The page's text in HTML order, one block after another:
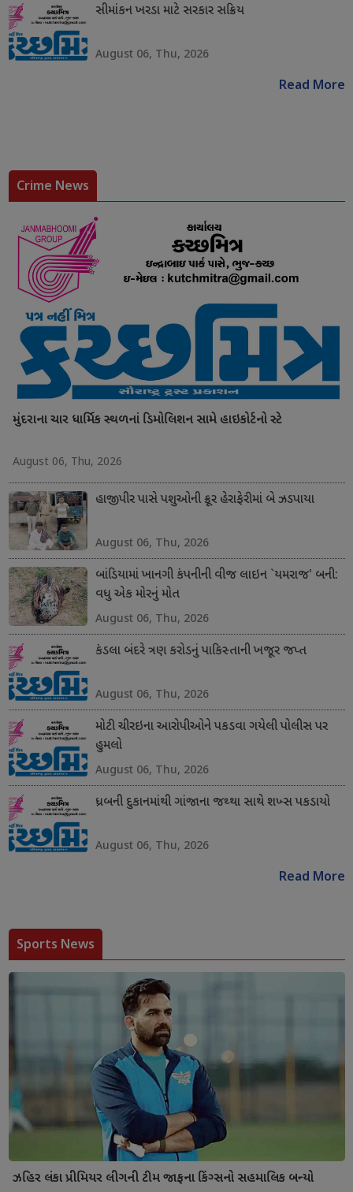
સીમાંકન ખરડા માટે સરકાર સક્રિય
August 06, Thu, 2026
Read More
Crime News
મુંદરાના ચાર ધાર્મિક સ્થળનાં ડિમોલિશન સામે હાઇકોર્ટનો સ્ટે
August 06, Thu, 2026
હાજીપીર પાસે પશુઓની ક્રૂર હેરાફેરીમાં બે ઝડપાયા
August 06, Thu, 2026
બાંડિયામાં ખાનગી કંપનીની વીજ લાઇન `યમરાજ' બની:
વધુ એક મોરનું મોત
August 06, Thu, 2026
કંડલા બંદરે ત્રણ કરોડનું પાકિસ્તાની ખજૂર જપ્ત
August 06, Thu, 2026
મોટી ચીરઇના આરોપીઓને પકડવા ગયેલી પોલીસ પર
હુમલો
August 06, Thu, 2026
ધ્રબની દુકાનમાંથી ગાંજાના જથ્થા સાથે શખ્સ પકડાયો
August 06, Thu, 2026
Read More
Sports News
ઝહિર લંકા પ્રીમિયર લીગની ટીમ જાફના કિંગ્સનો સહમાલિક બન્યો